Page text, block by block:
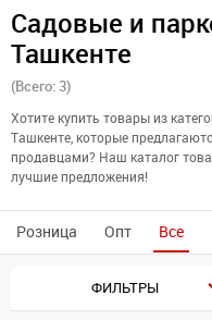
Садовые и
Ташкенте
(Всего: 3)
Хотите купить товары из
Ташкенте, которые
продавцами? Наш каталог
лучшие предложения!
Розница Опт Все
ФИЛЬТРЫ